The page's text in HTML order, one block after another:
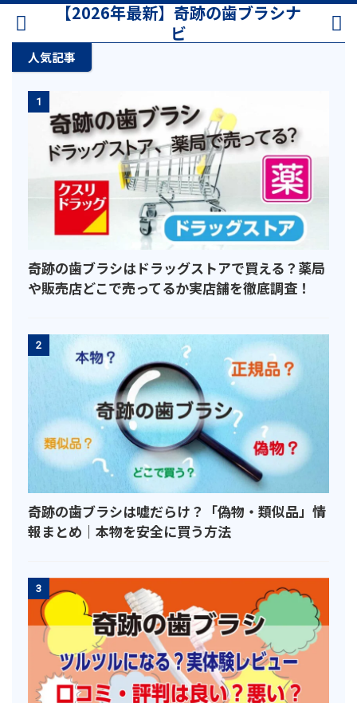
【2026年最新】奇跡の歯ブラシナ
ビ
人気記事
1
奇跡の歯ブラシはドラッグストアで買える？薬局
や販売店どこで売ってるか実店舗を徹底調査！
2
奇跡の歯ブラシは嘘だらけ？「偽物・類似品」情
報まとめ｜本物を安全に買う方法
3